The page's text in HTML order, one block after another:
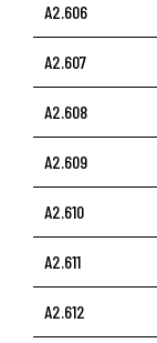
A2.606
A2.607
A2.608
A2.609
A2.610
A2.611
A2.612